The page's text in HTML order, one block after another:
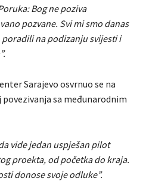
Bog ne poziva
pozvane. Svi mi smo danas
na podizanju svijesti i
Sarajevo osvrnuo se na
sa međunarodnim
vide jedan uspješan pilot
proekta, od početka do kraja.
donose svoje odluke”.